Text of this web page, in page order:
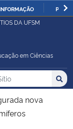
DA UFSM
em Ciências
no Sítio
nova